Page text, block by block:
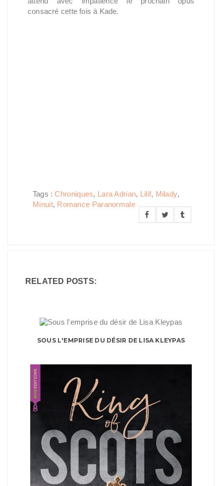
consacré cette fois à Kade.
Tags :Chroniques, Lara Adrian, Lilif, Milady,
Minuit, Romance Paranormale
RELATED POSTS:
SOUS L'EMPRISE DU DÉSIR DE LISA KLEYPAS